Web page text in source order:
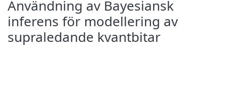
Användning av Bayesiansk
inferens för modellering av
supraledande kvantbitar